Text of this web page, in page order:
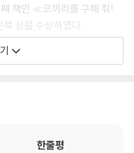
책인 ≪코끼리를 구해 줘!
상을 수상하였다.
이 있다. 바로 동물들과 말을
9권 ≪골칫덩이 펭귄들≫에
한줄평